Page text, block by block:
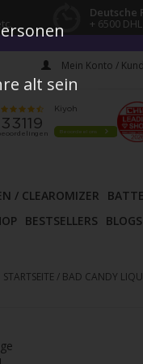
Deutsche
+ 6500
Mein Konto /
/ CLEAROMIZER
BESTSELLERS BLOGS
STARTSEITE / BAD CANDY
alt sein